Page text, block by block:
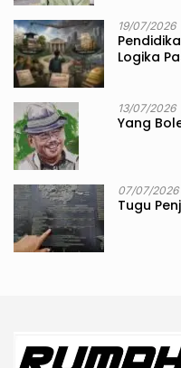
19/07/2026
Logika
13/07/2026
Yang
07/07/2026
Tugu